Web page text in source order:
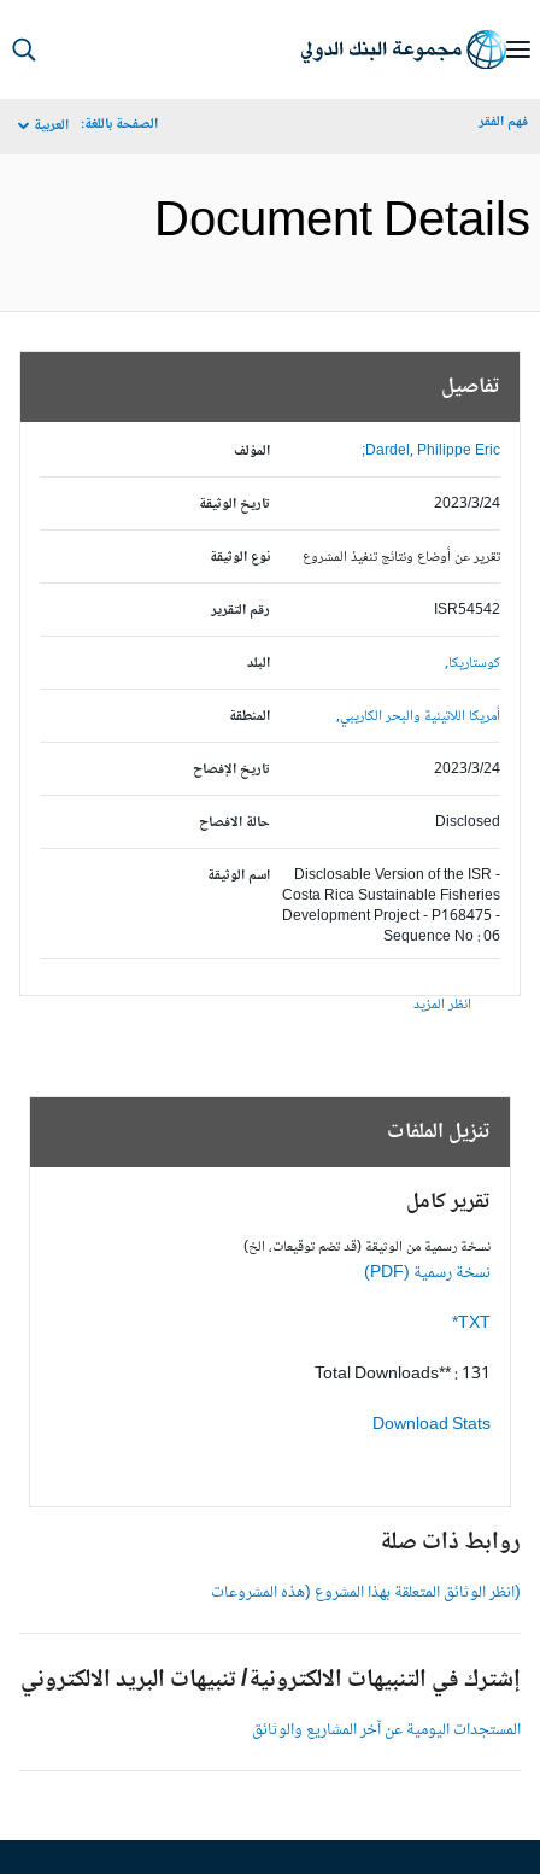
الفقر الصفحة باللغة: العربية
Document
تفاصيل
المؤلف Dardel, Philippe Eric;
تاريخ الوثيقة 2023/3/24
نوع الوثيقة تقرير عن أوضاع ونتائج تنفيذ المشروع
رقم التقرير ISR54542
البلد كوستاريكا,
المنطقة أمريكا اللاتينية والبحر الكاريبي,
تاريخ الإفصاح 2023/3/24
حالة الافصاح Disclosed
اسم الوثيقة
Disclosable Version of the ISR -
Costa Rica Sustainable Fisheries
Development Project - P168475 -
Sequence No : 06
انظر المزيد
تنزيل الملفات
تقرير كامل
نسخة رسمية من الوثيقة (قد تضم توقيعات، الخ)
نسخة رسمية (PDF)
TXT*
Total Downloads** : 131
Download Stats
روابط ذات صلة
(انظر الوثائق المتعلقة بهذا المشروع (هذه المشروعات
إشترك في التنبيهات الالكترونية/ تنبيهات البريد الالكتروني
المستجدات اليومية عن آخر المشاريع والوثائق